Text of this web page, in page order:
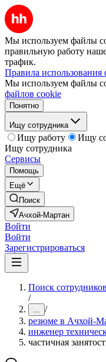
Мы используем файлы
правильную работу
трафик.
Правила использования
Мы используем файлы
файлов cookie
Понятно
Ищу сотрудника
Ищу работу
Ищу
Ищу сотрудника
Сервисы
Помощь
Ещё
Поиск
Ачхой-Мартан
Войти
Войти
Зарегистрироваться
Поиск
/
... /
резюме в Ачхой-
инженер
частичная